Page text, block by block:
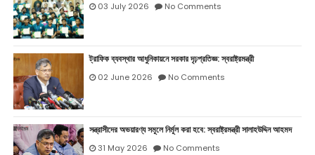
03 July 2026 No Comments
ট্রাফিক ব্যবস্থার আধুনিকায়নে সরকার দৃঢ়প্রতিজ্ঞ: স্বরাষ্ট্রমন্ত্রী
02 June 2026 No Comments
সন্ত্রাসীদের অভয়ারণ্য সমূলে নির্মূল করা হবে: স্বরাষ্ট্রমন্ত্রী সালাহউদ্দিন আহমদ
31 May 2026 No Comments